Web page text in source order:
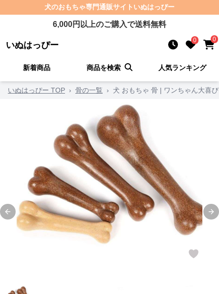
犬のおもちゃ専門通販サイト いぬはっぴー
6,000円以上のご購入で送料無料
いぬはっぴー 0 0
新着商品 商品を検索 人気ランキング
いぬはっぴー TOP › 骨の一覧 › 犬 おもちゃ 骨 | ワンちゃん大喜
Previous slide